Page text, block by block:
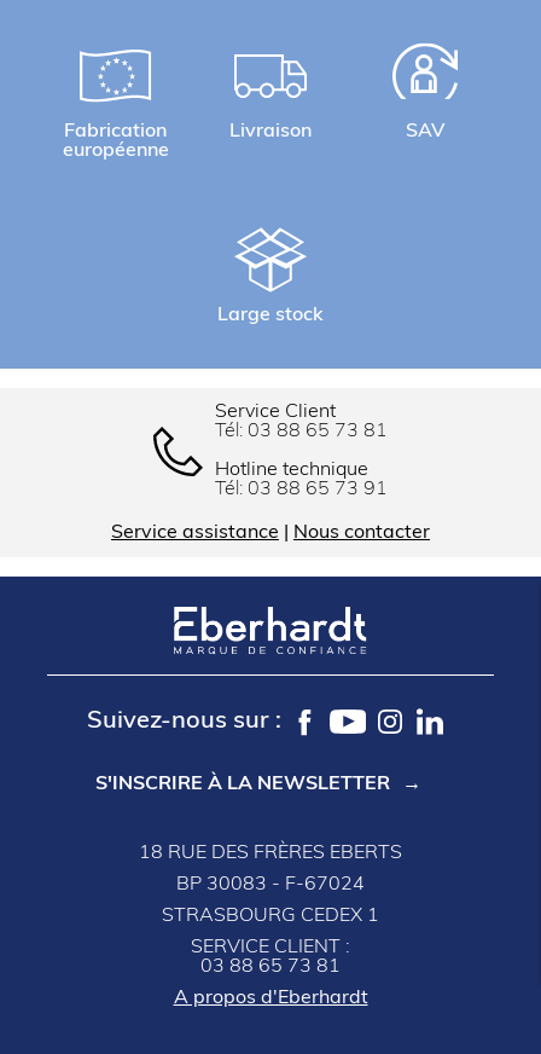
Fabrication
européenne
Livraison SAV
Large stock
Service Client
Tél: 03 88 65 73 81
Hotline technique
Tél: 03 88 65 73 91
Service assistance Nous contacter
Suivez-nous sur :
S'INSCRIRE À LA NEWSLETTER
18 RUE DES FRÈRES EBERTS
BP 30083 - F-67024
STRASBOURG CEDEX 1
SERVICE CLIENT :
03 88 65 73 81
A propos d'Eberhardt